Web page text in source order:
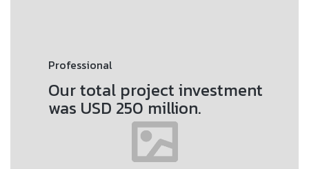
Professional
Our total project investment
was USD 250 million.